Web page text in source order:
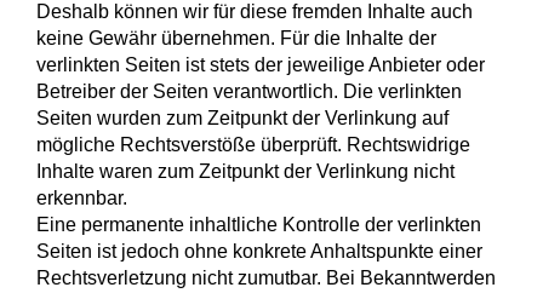
Deshalb können wir für diese fremden Inhalte auch
keine Gewähr übernehmen. Für die Inhalte der
verlinkten Seiten ist stets der jeweilige Anbieter oder
Betreiber der Seiten verantwortlich. Die verlinkten
Seiten wurden zum Zeitpunkt der Verlinkung auf
mögliche Rechtsverstöße überprüft. Rechtswidrige
Inhalte waren zum Zeitpunkt der Verlinkung nicht
erkennbar.
Eine permanente inhaltliche Kontrolle der verlinkten
Seiten ist jedoch ohne konkrete Anhaltspunkte einer
Rechtsverletzung nicht zumutbar. Bei Bekanntwerden